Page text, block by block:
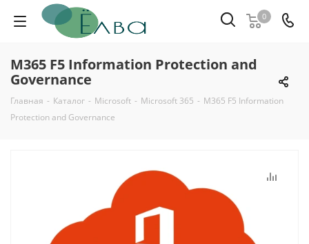
0
M365 F5 Information Protection and
Governance
Главная - Каталог - Microsoft - Microsoft 365 - M365 F5 Information
Protection and Governance